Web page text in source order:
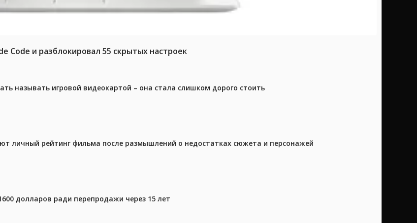
Code и разблокировал 55 скрытых настроек
называть игровой видеокартой – она стала слишком дорого стоить
личный рейтинг фильма после размышлений о недостатках сюжета и персонажей
долларов ради перепродажи через 15 лет